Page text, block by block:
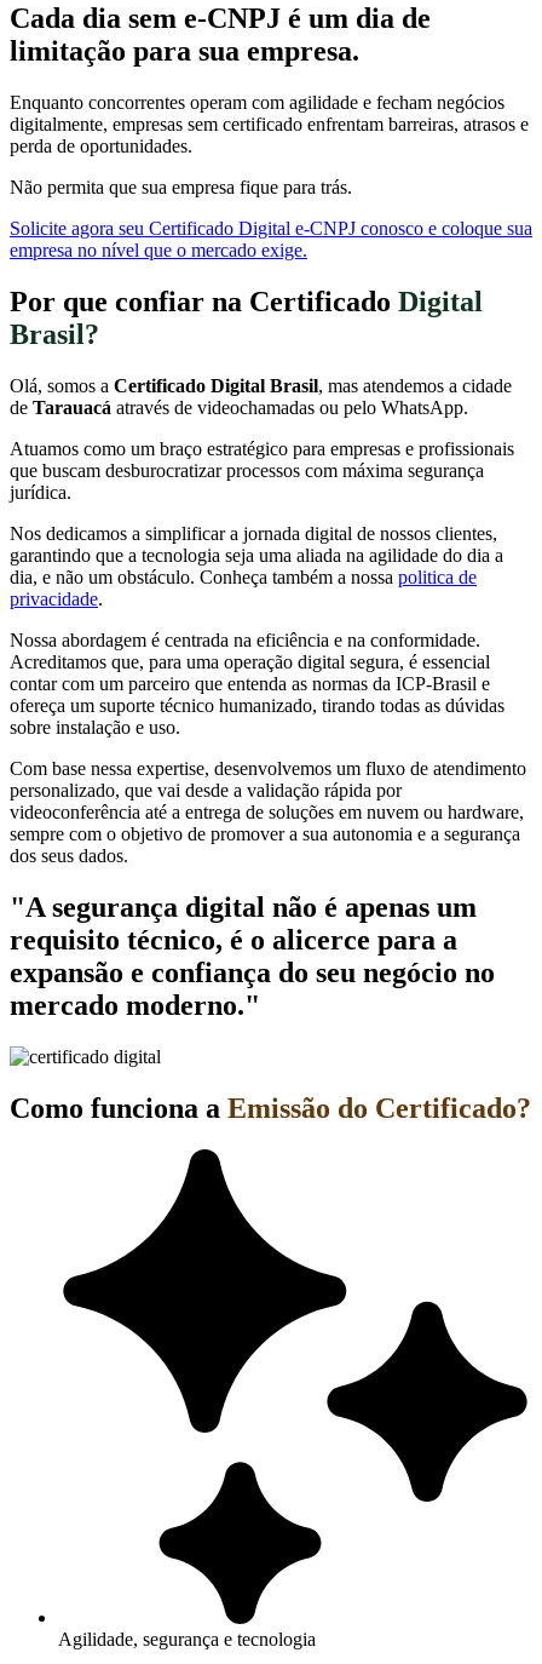
Cada dia sem e-CNPJ é um dia de
limitação para sua empresa.
Enquanto concorrentes operam com agilidade e fecham negócios
digitalmente, empresas sem certificado enfrentam barreiras, atrasos e
perda de oportunidades.
Não permita que sua empresa fique para trás.
Solicite agora seu Certificado Digital e-CNPJ conosco e coloque sua
empresa no nível que o mercado exige.
Por que confiar na Certificado Digital
Brasil?
Olá, somos a Certificado Digital Brasil, mas atendemos a cidade
de Tarauacá através de videochamadas ou pelo WhatsApp.
Atuamos como um braço estratégico para empresas e profissionais
que buscam desburocratizar processos com máxima segurança
jurídica.
Nos dedicamos a simplificar a jornada digital de nossos clientes,
garantindo que a tecnologia seja uma aliada na agilidade do dia a
dia, e não um obstáculo. Conheça também a nossa politica de
privacidade.
Nossa abordagem é centrada na eficiência e na conformidade.
Acreditamos que, para uma operação digital segura, é essencial
contar com um parceiro que entenda as normas da ICP-Brasil e
ofereça um suporte técnico humanizado, tirando todas as dúvidas
sobre instalação e uso.
Com base nessa expertise, desenvolvemos um fluxo de atendimento
personalizado, que vai desde a validação rápida por
videoconferência até a entrega de soluções em nuvem ou hardware,
sempre com o objetivo de promover a sua autonomia e a segurança
dos seus dados.
"A segurança digital não é apenas um
requisito técnico, é o alicerce para a
expansão e confiança do seu negócio no
mercado moderno."
Como funciona a Emissão do Certificado?
Agilidade, segurança e tecnologia